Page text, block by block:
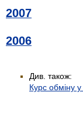
2007
2006
Див. також:
Курс обміну